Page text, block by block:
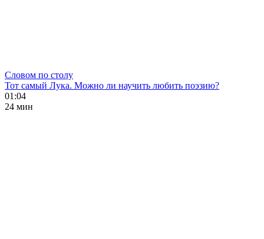
Словом по столу
Тот самый Лука. Можно ли научить любить поэзию?
01:04
24 мин